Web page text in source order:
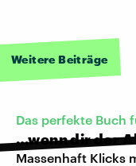
Weitere Beiträge
Das perfekte Buch
…wenn dir der
Massenhaft Klicks